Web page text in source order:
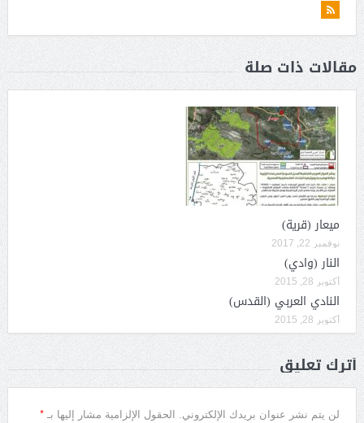
مقالات ذات صلة
ميعار (قرية)
نوفمبر 22, 2017
النار (وادي)
أكتوبر 28, 2015
النادي العربي (القدس)
أكتوبر 28, 2015
أترك تعليق
لن يتم نشر عنوان بريدك الإلكتروني. الحقول الإلزامية مشار إليها بـ *